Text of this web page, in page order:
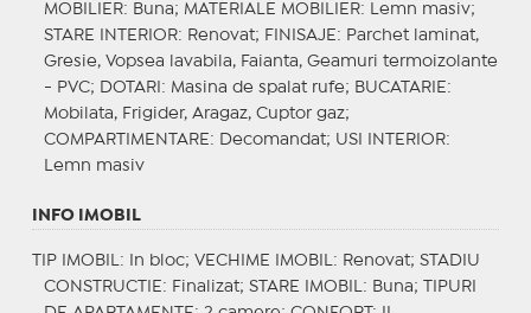
MOBILIER: Buna; MATERIALE MOBILIER: Lemn masiv;
STARE INTERIOR: Renovat; FINISAJE : Parchet laminat,
Gresie, Vopsea lavabila, Faianta, Geamuri termoizolante
- PVC;
DOTARI : Masina de spalat rufe; BUCATARIE :
Mobilata, Frigider, Aragaz, Cuptor gaz;
COMPARTIMENTARE : Decomandat; USI INTERIOR:
Lemn masiv
INFO IMOBIL
TIP IMOBIL : In bloc; VECHIME IMOBIL : Renovat; STADIU
CONSTRUCTIE : Finalizat; STARE IMOBIL : Buna;
TIPURI